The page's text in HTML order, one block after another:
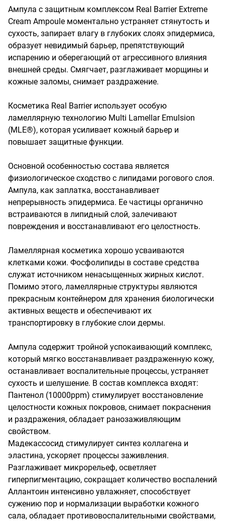
Ампула с защитным комплексом Real Barrier Extreme
Cream Ampoule моментально устраняет стянутость и
сухость, запирает влагу в глубоких слоях эпидермиса,
образует невидимый барьер, препятствующий
испарению и оберегающий от агрессивного влияния
внешней среды. Смягчает, разглаживает морщины и
кожные заломы, снимает раздражение.
Косметика Real Barrier использует особую
ламеллярную технологию Multi Lamellar Emulsion
(MLE®), которая усиливает кожный барьер и
повышает защитные функции.
Основной особенностью состава является
физиологическое сходство с липидами рогового слоя.
Ампула, как заплатка, восстанавливает
непрерывность эпидермиса. Ее частицы органично
встраиваются в липидный слой, залечивают
повреждения и восстанавливают его целостность.
Ламеллярная косметика хорошо усваиваются
клетками кожи. Фосфолипиды в составе средства
служат источником ненасыщенных жирных кислот.
Помимо этого, ламеллярные структуры являются
прекрасным контейнером для хранения биологически
активных веществ и обеспечивают их
транспортировку в глубокие слои дермы.
Ампула содержит тройной успокаивающий комплекс,
который мягко восстанавливает раздраженную кожу,
останавливает воспалительные процессы, устраняет
сухость и шелушение. В состав комплекса входят:
Пантенол (10000ppm) стимулирует восстановление
целостности кожных покровов, снимает покраснения
и раздражения, обладает ранозаживляющим
свойством.
Мадекассосид стимулирует синтез коллагена и
эластина, ускоряет процессы заживления.
Разглаживает микрорельеф, осветляет
гиперпигментацию, сокращает количество воспалений
Аллантоин интенсивно увлажняет, способствует
сужению пор и нормализации выработки кожного
сала, обладает противовоспалительными свойствами,